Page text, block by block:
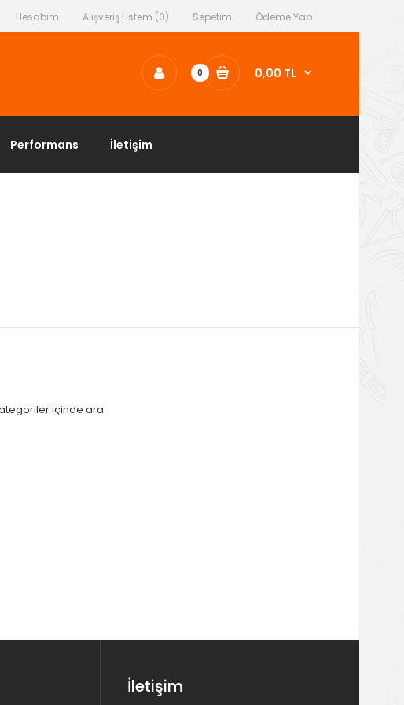
Hesabım Alışveriş Listem (0) Sepetim Ödeme Yap
0 0,00 TL
Performans İletişim
içinde ara
İletişim